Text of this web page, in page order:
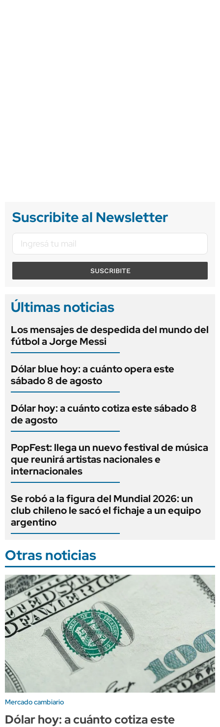
Suscribite al Newsletter
SUSCRIBITE
Últimas noticias
Los mensajes de despedida del mundo del
fútbol a Jorge Messi
Dólar blue hoy: a cuánto opera este
sábado 8 de agosto
Dólar hoy: a cuánto cotiza este sábado 8
de agosto
PopFest: llega un nuevo festival de música
que reunirá artistas nacionales e
internacionales
Se robó a la figura del Mundial 2026: un
club chileno le sacó el fichaje a un equipo
argentino
Otras noticias
Mercado cambiario
Dólar hoy: a cuánto cotiza este